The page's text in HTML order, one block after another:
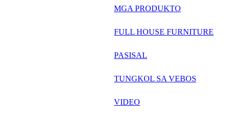
français
MGA PRODUKTO
FULL HOUSE FURNITURE
PASISAL
TUNGKOL SA VEBOS
VIDEO